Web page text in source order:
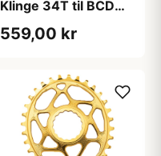
Klinge 34T til BCD
559,00 kr